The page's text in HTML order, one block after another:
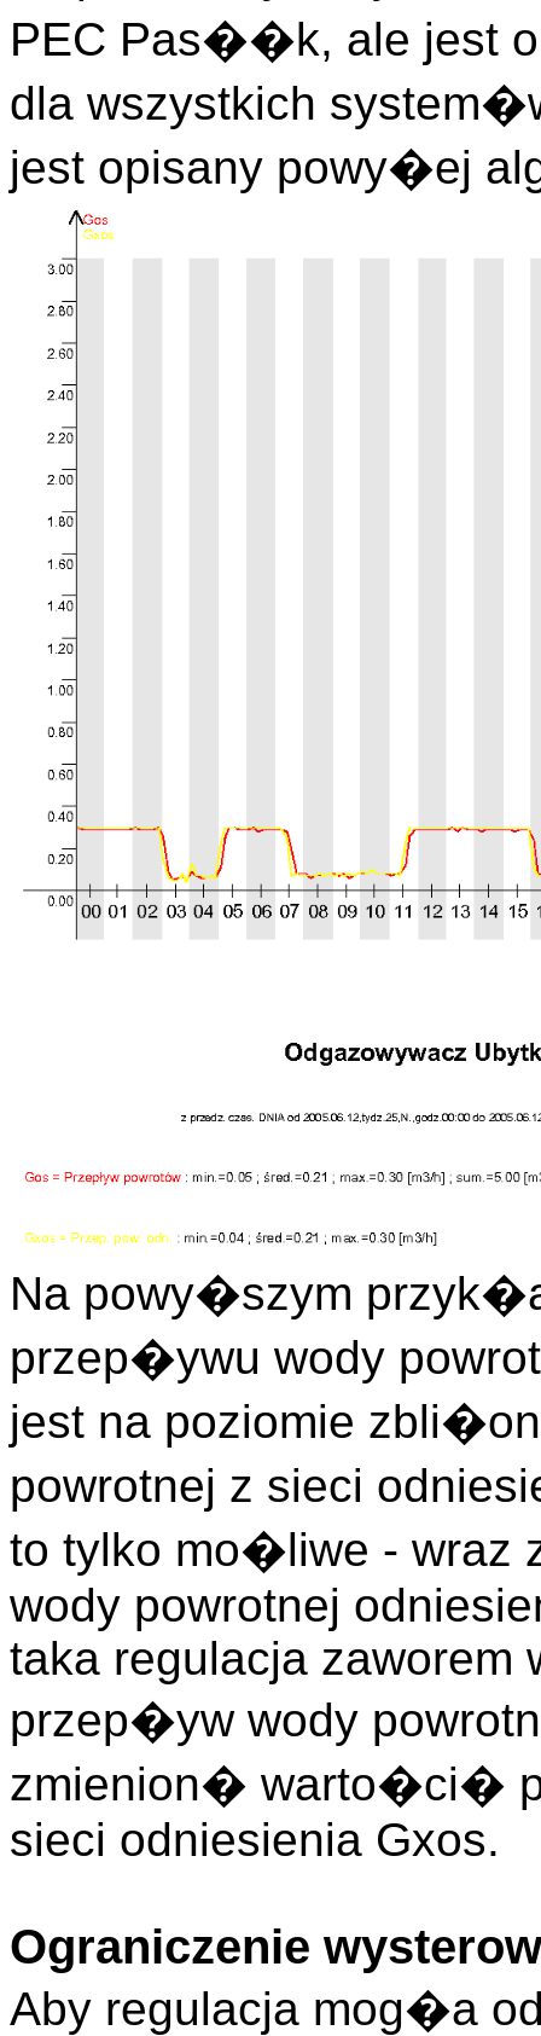
PEC Pas��k, ale jest
dla wszystkich
jest opisany powy�ej
Na powy�szym
przep�ywu wody
jest na poziomie
powrotnej z sieci
to tylko mo�liwe - wraz
wody powrotnej
taka regulacja zaworem
przep�yw wody
zmienion� warto�ci�
sieci odniesienia Gxos.
Ograniczenie
Aby regulacja mog�a